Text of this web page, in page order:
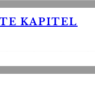
KAPITEL